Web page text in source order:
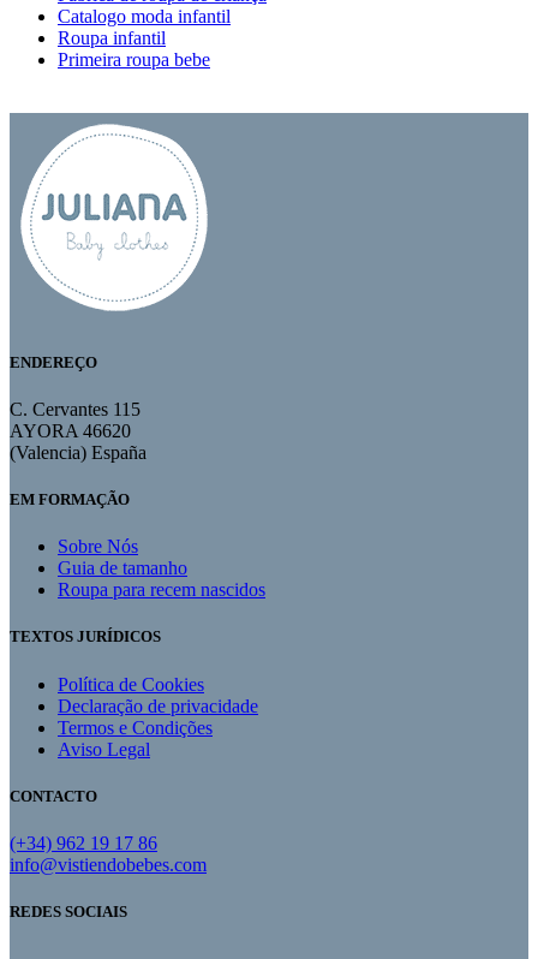
Catalogo moda infantil
Roupa infantil
Primeira roupa bebe
ENDEREÇO
C. Cervantes 115
AYORA 46620
(Valencia) España
EM FORMAÇÃO
Sobre Nós
Guia de tamanho
Roupa para recem nascidos
TEXTOS JURÍDICOS
Política de Cookies
Declaração de privacidade
Termos e Condições
Aviso Legal
CONTACTO
(+34) 962 19 17 86
info@vistiendobebes.com
REDES SOCIAIS